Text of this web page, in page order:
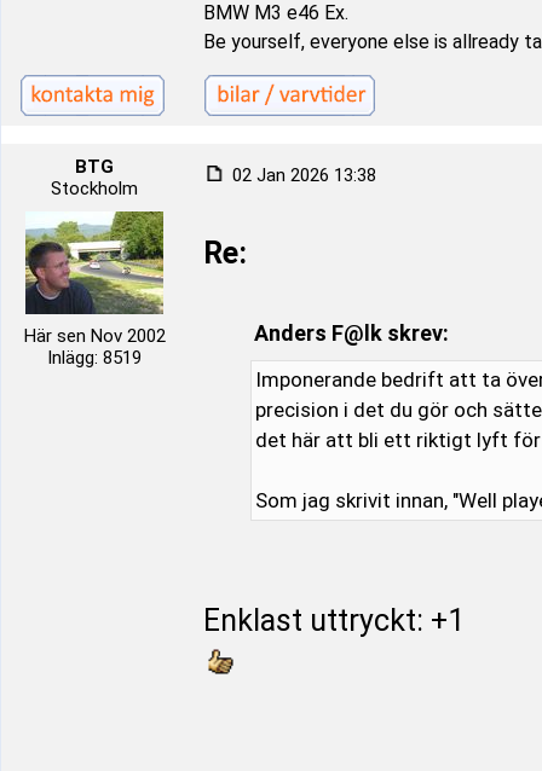
BMW M3 e46 Ex.
Be yourself, everyone else is allready
BTG
Stockholm
Här sen Nov 2002
Inlägg: 8519
02 Jan 2026 13:38
Re:
Anders F@lk skrev:
Imponerande bedrift att ta
precision i det du gör och
det här att bli ett riktigt lyft för
Som jag skrivit innan, "Well
Enklast uttryckt: +1